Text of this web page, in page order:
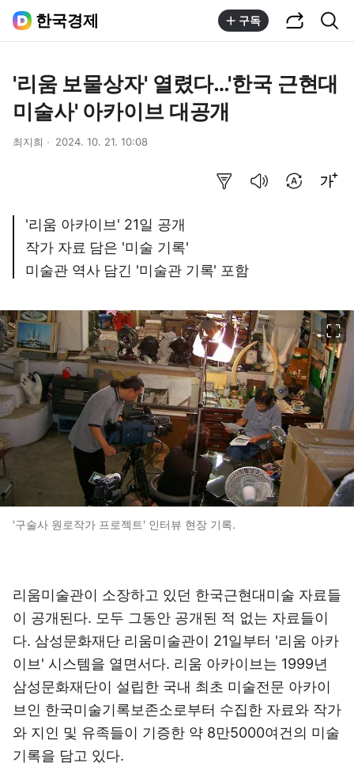
한국경제 구독
'리움 보물상자' 열렸다…'한국 근현대
미술사' 아카이브 대공개
최지희 2024. 10. 21. 10:08
'리움 아카이브' 21일 공개
작가 자료 담은 '미술 기록'
미술관 역사 담긴 '미술관 기록' 포함
'구술사 원로작가 프로젝트' 인터뷰 현장 기록.
리움미술관이 소장하고 있던 한국근현대미술 자료들
이 공개된다. 모두 그동안 공개된 적 없는 자료들이
다. 삼성문화재단 리움미술관이 21일부터 '리움 아카
이브' 시스템을 열면서다. 리움 아카이브는 1999년
삼성문화재단이 설립한 국내 최초 미술전문 아카이
브인 한국미술기록보존소로부터 수집한 자료와 작가
와 지인 및 유족들이 기증한 약 8만5000여건의 미술
기록을 담고 있다.